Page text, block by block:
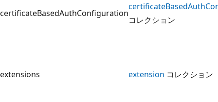
certificateBasedAuthConfiguration
コレクション
extensions extension コレクション